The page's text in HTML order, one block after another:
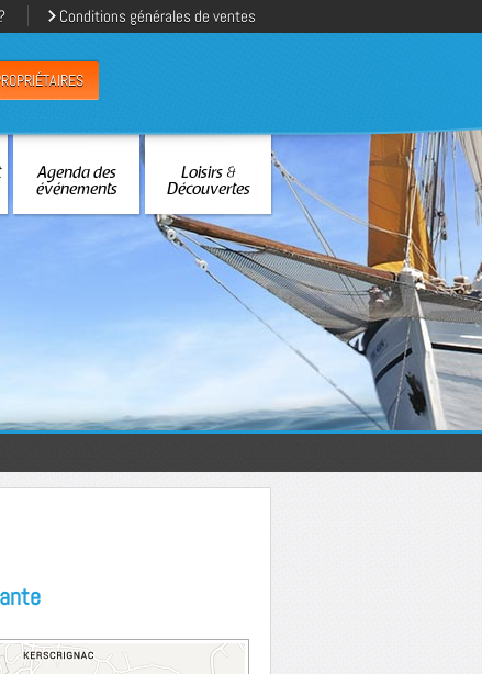
Conditions générales de ventes
Agenda des
événements
Loisirs &
Découvertes